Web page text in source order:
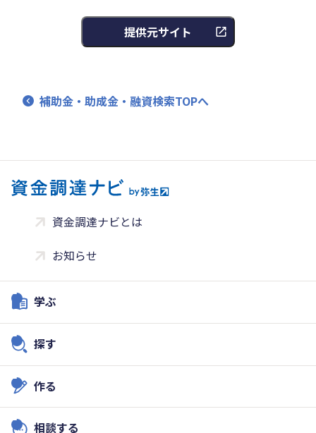
提供元サイト
補助金・助成金・融資検索TOPへ
資金調達ナビとは
お知らせ
学ぶ
探す
作る
相談する